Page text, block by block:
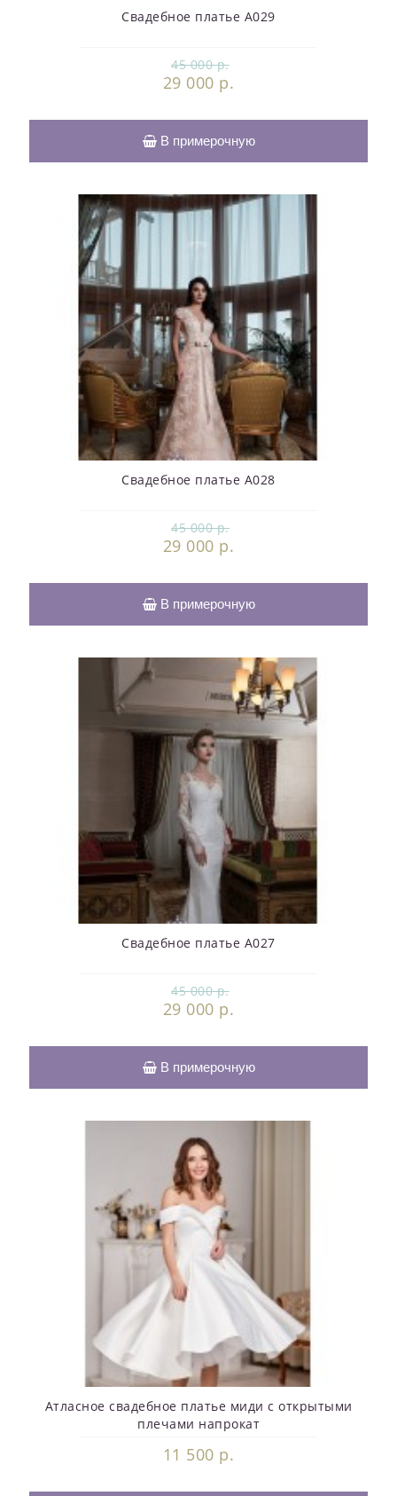
Свадебное платье А029
45 000 р.
29 000 р.
В примерочную
Свадебное платье А028
45 000 р.
29 000 р.
В примерочную
Свадебное платье А027
45 000 р.
29 000 р.
В примерочную
Атласное свадебное платье миди с открытыми
плечами напрокат
11 500 р.